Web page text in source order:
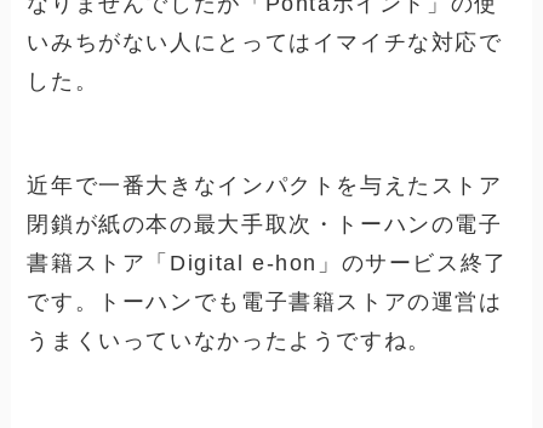
いみちがない人にとってはイマイチな対応で
した。
近年で一番大きなインパクトを与えたストア
閉鎖が紙の本の最大手取次・トーハンの電子
書籍ストア「 Digital e-hon」のサービス終了
です。トーハンでも電子書籍ストアの運営は
うまくいっていなかったようですね。